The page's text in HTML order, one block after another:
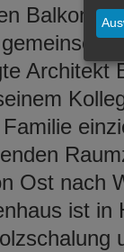
Balkones
Architekt
Ost nach
ist in